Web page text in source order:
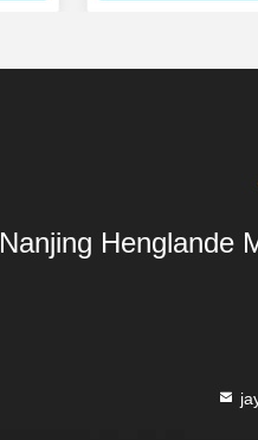
Nanjing Henglande